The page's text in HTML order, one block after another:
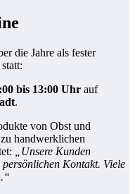
die Jahre als fester
bis 13:00 Uhr auf
.
von Obst und
handwerklichen
„Unsere Kunden
Kontakt. Viele